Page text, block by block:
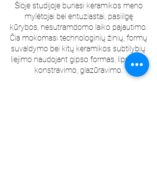
Šioje studijoje buriasi keramikos meno
mylėtojai bei entuziastai, pasiilgę
kūrybos, nesutramdomo laiko pajautimo.
Čia mokomasi technologinių žinių, formų
suvaldymo bei kitų keramikos subtilybių:
liejimo naudojant gipso formas, lipdymo,
konstravimo, glazūravimo.